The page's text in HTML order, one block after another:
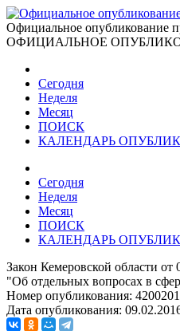
Официальное опубликование
ОФИЦИАЛЬНОЕ
Сегодня
Неделя
Месяц
ПОИСК
КАЛЕНДАРЬ
Сегодня
Неделя
Месяц
ПОИСК
КАЛЕНДАРЬ
Закон Кемеровской области
"Об отдельных вопросах в
Номер опубликования:
Дата опубликования: